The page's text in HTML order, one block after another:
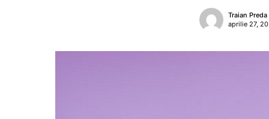
Traian Preda
aprilie 27,